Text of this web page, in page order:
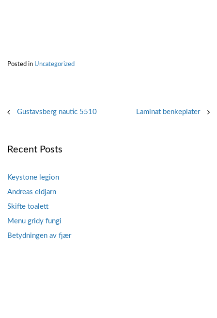
Posted in Uncategorized
Post
Gustavsberg nautic 5510 Laminat benkeplater
Recent Posts
Keystone legion
Andreas eldjarn
Skifte toalett
Menu gridy fungi
Betydningen av fjær